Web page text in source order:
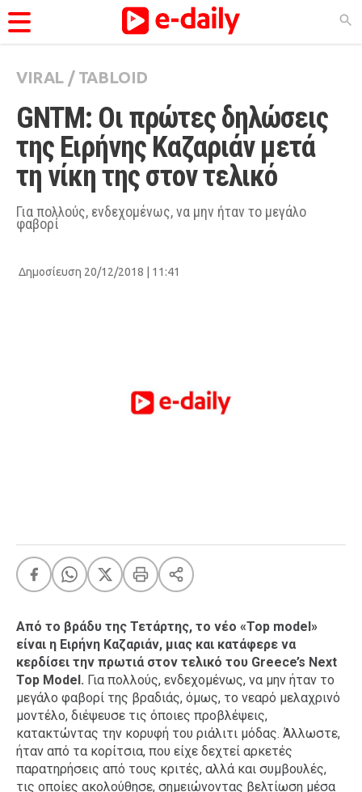
ΚΑΤΗΓΟΡΊΕΣ
Ειδήσεις
Θέματα
Videos
Podcasts
Viral
Life
A-List LGBTQI+
LIFE
Food
Body+Mind
Ταξίδια
Style
Σπίτι
Family
VIRAL / TABLOID
GNTM: Οι πρώτες δηλώσεις
της Ειρήνης Καζαριάν μετά
τη νίκη της στον τελικό
Για πολλούς, ενδεχομένως, να μην ήταν το μεγάλο
φαβορί
Δημοσίευση 20/12/2018 | 11:41
Από το βράδυ της Τετάρτης, το νέο «Top model»
είναι η Ειρήνη Καζαριάν, μιας και κατάφερε να
κερδίσει την πρωτιά στον τελικό του Greece’s Next
Top Model. Για πολλούς, ενδεχομένως, να μην ήταν το
μεγάλο φαβορί της βραδιάς, όμως, το νεαρό μελαχρινό
μοντέλο, διέψευσε τις όποιες προβλέψεις,
κατακτώντας την κορυφή του ριάλιτι μόδας. Άλλωστε,
ήταν από τα κορίτσια, που είχε δεχτεί αρκετές
παρατηρήσεις από τους κριτές, αλλά και συμβουλές,
τις οποίες ακολούθησε, σημειώνοντας βελτίωση μέσα